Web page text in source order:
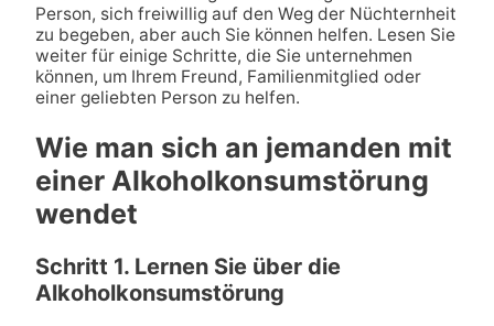
Person, sich freiwillig auf den Weg der Nüchternheit
zu begeben, aber auch Sie können helfen. Lesen Sie
weiter für einige Schritte, die Sie unternehmen
können, um Ihrem Freund, Familienmitglied oder
einer geliebten Person zu helfen.
Wie man sich an jemanden mit
einer Alkoholkonsumstörung
wendet
Schritt 1. Lernen Sie über die
Alkoholkonsumstörung